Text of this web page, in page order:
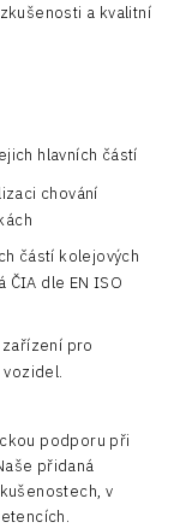
a kvalitní
hlavních částí
chování
částí kolejových
dle EN ISO
pro
podporu při
přidaná
v